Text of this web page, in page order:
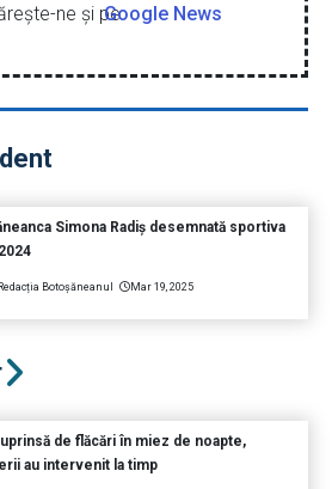
ne şi peGoogle News
Simona Radiș desemnată sportiva
Botoșăneanul Mar 19, 2025
de flăcări în miez de noapte,
au intervenit la timp